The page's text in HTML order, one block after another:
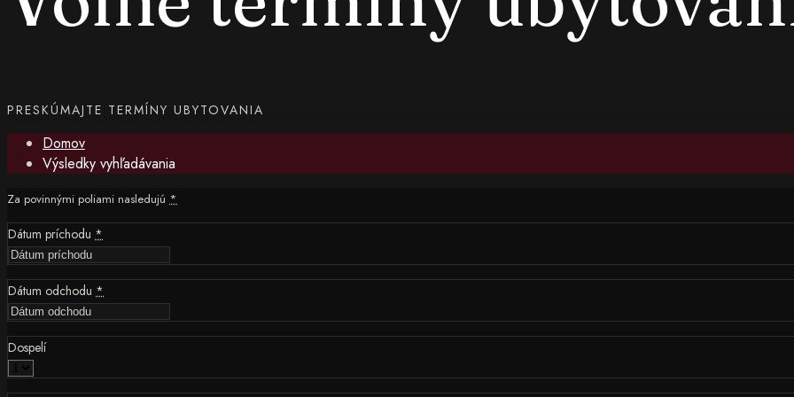
PRESKÚMAJTE TERMÍNY UBYTOVANIA
Domov
Výsledky vyhľadávania
Za povinnými poliami nasledujú *
Dátum príchodu *
Dátum odchodu *
Dospelí